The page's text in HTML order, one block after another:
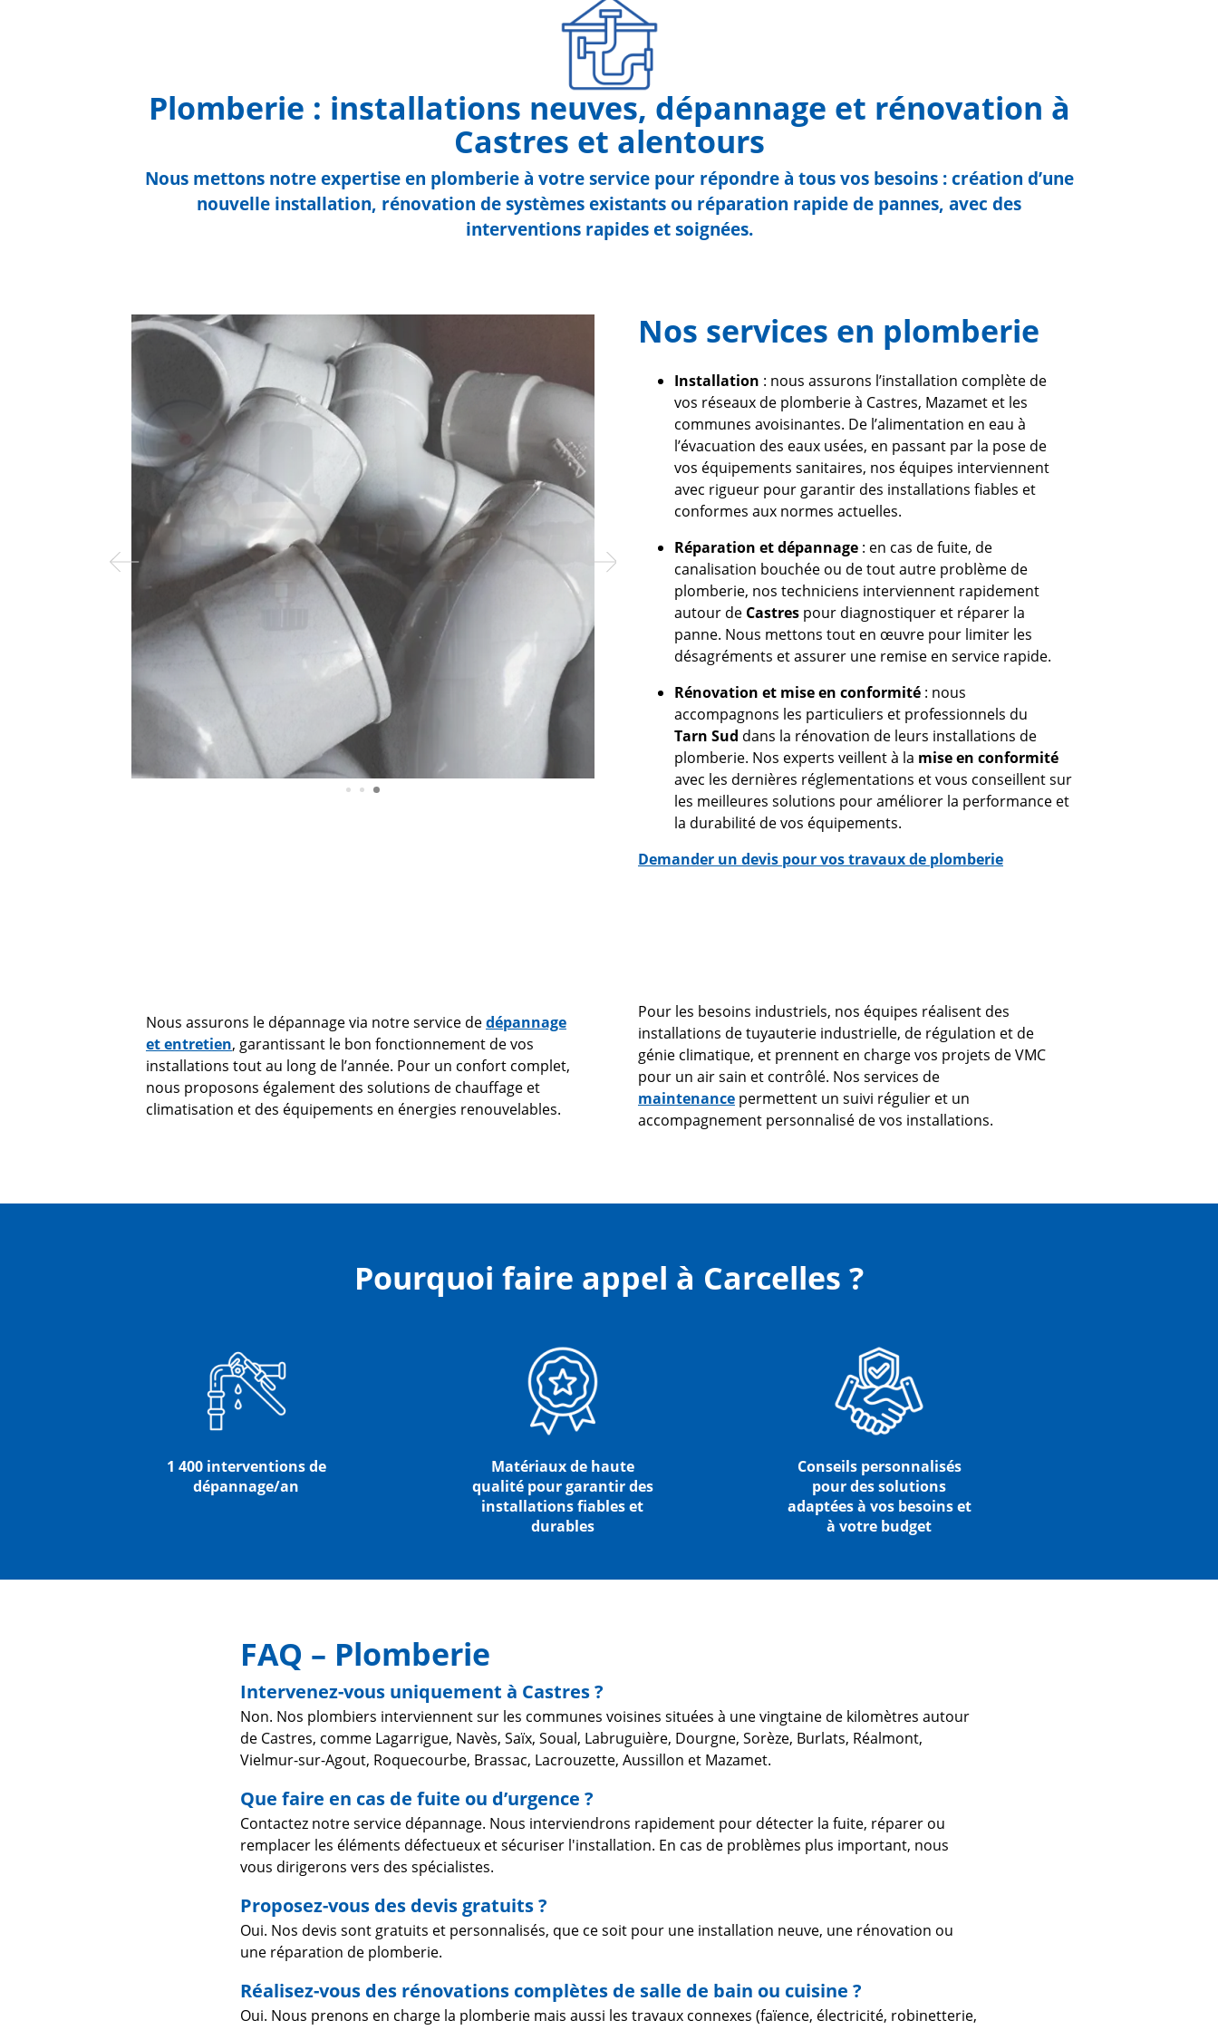
Plomberie : installations neuves, dépannage et rénovation à
Castres et alentours
Nous mettons notre expertise en plomberie à votre service pour répondre à tous vos besoins : création d’une
nouvelle installation, rénovation de systèmes existants ou réparation rapide de pannes, avec des
interventions rapides et soignées.
Previous
Nos services en plomberie
Installation : nous assurons l’installation complète de
vos réseaux de plomberie à Castres, Mazamet et les
communes avoisinantes. De l’alimentation en eau à
l’évacuation des eaux usées, en passant par la pose de
vos équipements sanitaires, nos équipes interviennent
avec rigueur pour garantir des installations fiables et
conformes aux normes actuelles.
Réparation et dépannage: en cas de fuite, de
canalisation bouchée ou de tout autre problème de
plomberie, nos techniciens interviennent rapidement
autour de Castrespour diagnostiquer et réparer la
panne. Nous mettons tout en œuvre pour limiter les
désagréments et assurer une remise en service rapide.
Rénovation et mise en conformité: nous
accompagnons les particuliers et professionnels du
Tarn Sud dans la rénovation de leurs installations de
plomberie. Nos experts veillent à la mise en conformité
avec les dernières réglementations et vous conseillent sur
les meilleures solutions pour améliorer la performance et
la durabilité de vos équipements.
Demander un devis pour vos travaux de plomberie
Nous assurons le dépannage via notre service dedépannage
et entretien, garantissant le bon fonctionnement de vos
installations tout au long de l’année. Pour un confort complet,
nous proposons également des solutions de chauffage et
climatisation et des équipements en énergies renouvelables.
Pour les besoins industriels, nos équipes réalisent des
installations de tuyauterie industrielle, de régulation et de
génie climatique, et prennent en charge vos projets de VMC
pour un air sain et contrôlé. Nos services de
maintenancepermettent un suivi régulier et un
accompagnement personnalisé de vos installations.
Pourquoi faire appel à Carcelles ?
1 400 interventions de
dépannage/an
Matériaux de haute
qualité pour garantir des
installations fiables et
durables
Conseils personnalisés
pour des solutions
adaptées à vos besoins et
à votre budget
FAQ – Plomberie
Intervenez-vous uniquement à Castres ?
Non. Nos plombiers interviennent sur les communes voisines situées à une vingtaine de kilomètres autour
de Castres, comme Lagarrigue, Navès, Saïx, Soual, Labruguière, Dourgne, Sorèze, Burlats, Réalmont,
Vielmur-sur-Agout, Roquecourbe, Brassac, Lacrouzette, Aussillon et Mazamet.
Que faire en cas de fuite ou d’urgence ?
Contactez notre service dépannage. Nous interviendrons rapidement pour détecter la fuite, réparer ou
remplacer les éléments défectueux et sécuriser l'installation. En cas de problèmes plus important, nous
vous dirigerons vers des spécialistes.
Proposez-vous des devis gratuits ?
Oui. Nos devis sont gratuits et personnalisés, que ce soit pour une installation neuve, une rénovation ou
une réparation de plomberie.
Réalisez-vous des rénovations complètes de salle de bain ou cuisine ?
Oui. Nous prenons en charge la plomberie mais aussi les travaux connexes (faïence, électricité, robinetterie,